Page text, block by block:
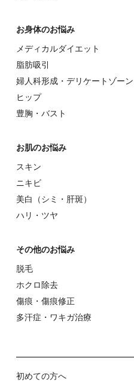
お⾝体のお悩み
メディカルダイエット
脂肪吸引
婦⼈科形成・デリケートゾーン
ヒップ
豊胸・バスト
お肌のお悩み
スキン
ニキビ
美⽩（シミ・肝斑）
ハリ・ツヤ
その他のお悩み
脱⽑
ホクロ除去
傷痕・傷痕修正
多汗症・ワキガ治療
初めての⽅へ